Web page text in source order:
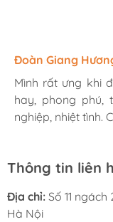
Hương Suri
Mình rất ưng khi
hay, phong phú,
nghiệp, nhiệt tình.
Đoàn Giang
Mình rất ưng khi
hay, phong phú,
nghiệp, nhiệt tình.
Ngọc Anh
Mình rất ưng khi
hay, phong phú,
nghiệp, nhiệt tình.
Thông tin liên
Địa chỉ: Số 11
Hà Nội